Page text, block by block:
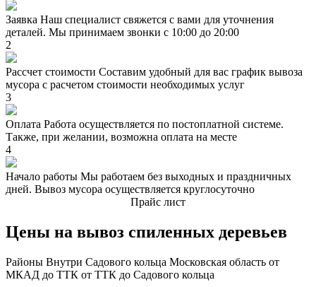
Заявка Наш специалист свяжется с вами для уточнения
деталей. Мы принимаем звонки с 10:00 до 20:00
2
Рассчет стоимости Составим удобный для вас график вывоза
мусора с расчетом стоимости необходимых услуг
3
Оплата Работа осуществляется по постоплатной системе.
Также, при желании, возможна оплата на месте
4
Начало работы Мы работаем без выходных и праздничных
дней. Вывоз мусора осуществляется круглосуточно
Прайс лист
Цены на вывоз спиленных деревьев
Районы Внутри Садового кольца Московская область от
МКАД до ТТК от ТТК до Садового кольца